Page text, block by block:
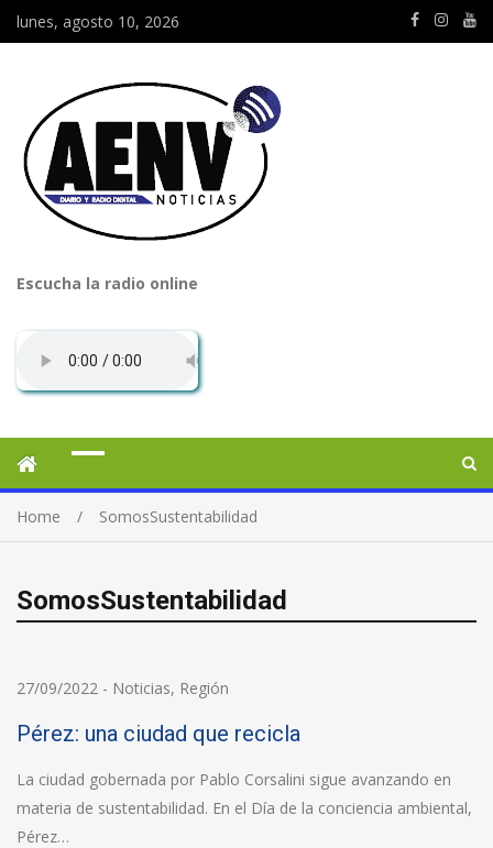
lunes, agosto 10, 2026
Escucha la radio online
Home SomosSustentabilidad
SomosSustentabilidad
27/09/2022 - Noticias, Región
Pérez: una ciudad que recicla
La ciudad gobernada por Pablo Corsalini sigue avanzando en
materia de sustentabilidad. En el Día de la conciencia ambiental,
Pérez…